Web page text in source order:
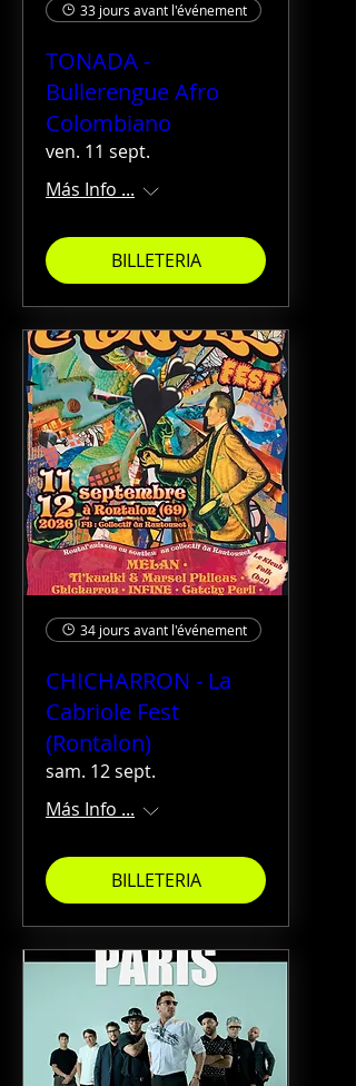
33 jours avant l'événement
TONADA -
Bullerengue Afro
Colombiano
ven. 11 sept.
Más Info ...
BILLETERIA
34 jours avant l'événement
CHICHARRON - La
Cabriole Fest
(Rontalon)
sam. 12 sept.
Más Info ...
BILLETERIA